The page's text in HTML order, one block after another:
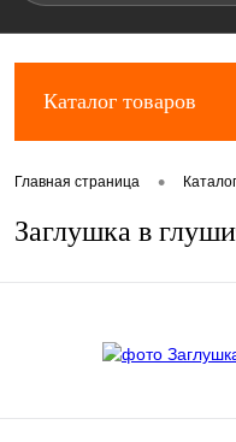
Каталог товаров
Главная страница •
Заглушка в